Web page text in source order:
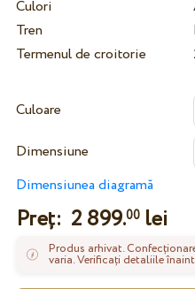
Culori
Tren
Termenul de croitorie
Culoare
Dimensiune
Dimensiunea diagramă
Preț: 2 899.00lei
Produs arhivat.
varia. Verificați detaliile